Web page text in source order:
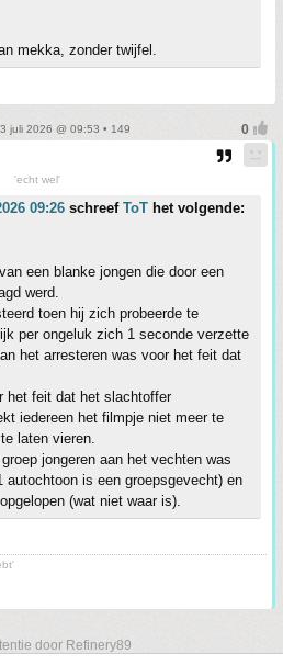
mekka, zonder twijfel.
juli 2026 @ 09:53 • 149
'echt wel'
09:26 schreef ToT het volgende:
een blanke jongen die door een
werd.
toen hij zich probeerde te
per ongeluk zich 1 seconde verzette
het arresteren was voor het feit dat
het feit dat het slachtoffer
iedereen het filmpje niet meer te
laten vieren.
jongeren aan het vechten was
autochtoon is een groepsgevecht) en
(wat niet waar is).
door Refinery89